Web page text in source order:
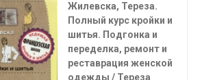
Жилевска, Тереза.
Полный курс кройки и
шитья. Подгонка и
переделка, ремонт и
ре­ставрация женской
одежды / Тереза